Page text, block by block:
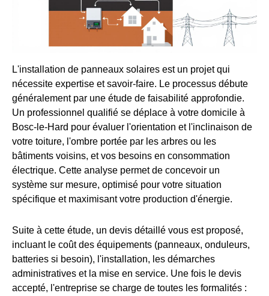
L'installation de panneaux solaires est un projet qui
nécessite expertise et savoir-faire. Le processus débute
généralement par une étude de faisabilité approfondie.
Un professionnel qualifié se déplace à votre domicile à
Bosc-le-Hard pour évaluer l'orientation et l'inclinaison de
votre toiture, l'ombre portée par les arbres ou les
bâtiments voisins, et vos besoins en consommation
électrique. Cette analyse permet de concevoir un
système sur mesure, optimisé pour votre situation
spécifique et maximisant votre production d'énergie.
Suite à cette étude, un devis détaillé vous est proposé,
incluant le coût des équipements (panneaux, onduleurs,
batteries si besoin), l'installation, les démarches
administratives et la mise en service. Une fois le devis
accepté, l'entreprise se charge de toutes les formalités :